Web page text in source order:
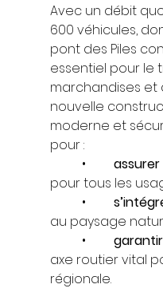
Avec un débit
600 véhicules,
pont des Piles
essentiel pour le
marchandises et
nouvelle
moderne et
pour :
pour tous les
au paysage
axe routier vital
régionale.